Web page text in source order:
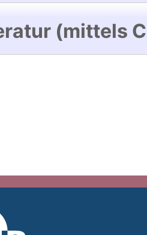
(mittels